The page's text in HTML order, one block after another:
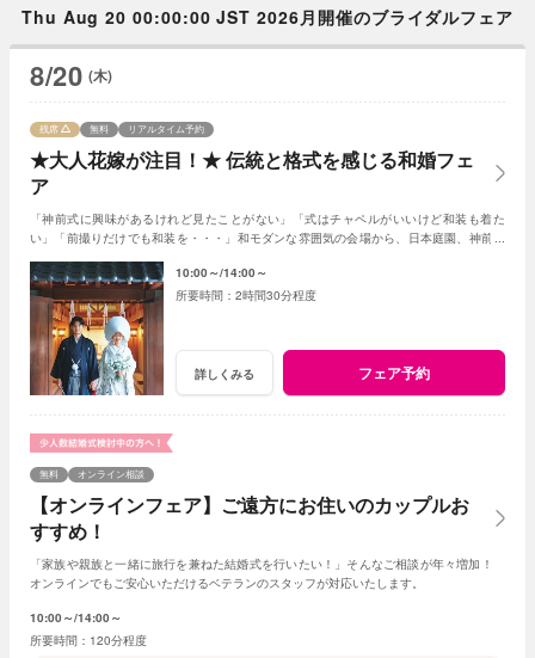
Thu Aug 20 00:00:00 JST 2026月開催のブライダルフェア
8/20 (木)
★大人花嫁が注目！★ 伝統と格式を感じる和婚フェ
ア
残席 無料 リアルタイム予約
「神前式に興味があるけれど見たことがない」「式はチャペルがいいけど和装も着た
い」「前撮りだけでも和装を・・・」和モダンな雰囲気の会場から、日本庭園、神前会
10:00～ 14:00～
2時間30分程度
詳しくみる フェア予約
【オンラインフェア】ご遠方にお住いのカップルお
すすめ！
無料 オンライン相談
「家族や親族と一緒に旅行を兼ねた結婚式を行いたい！」そんなご相談が年々増加！
オンラインでもご安心いただけるベテランのスタッフが対応いたします。
10:00～ 14:00～
120分程度